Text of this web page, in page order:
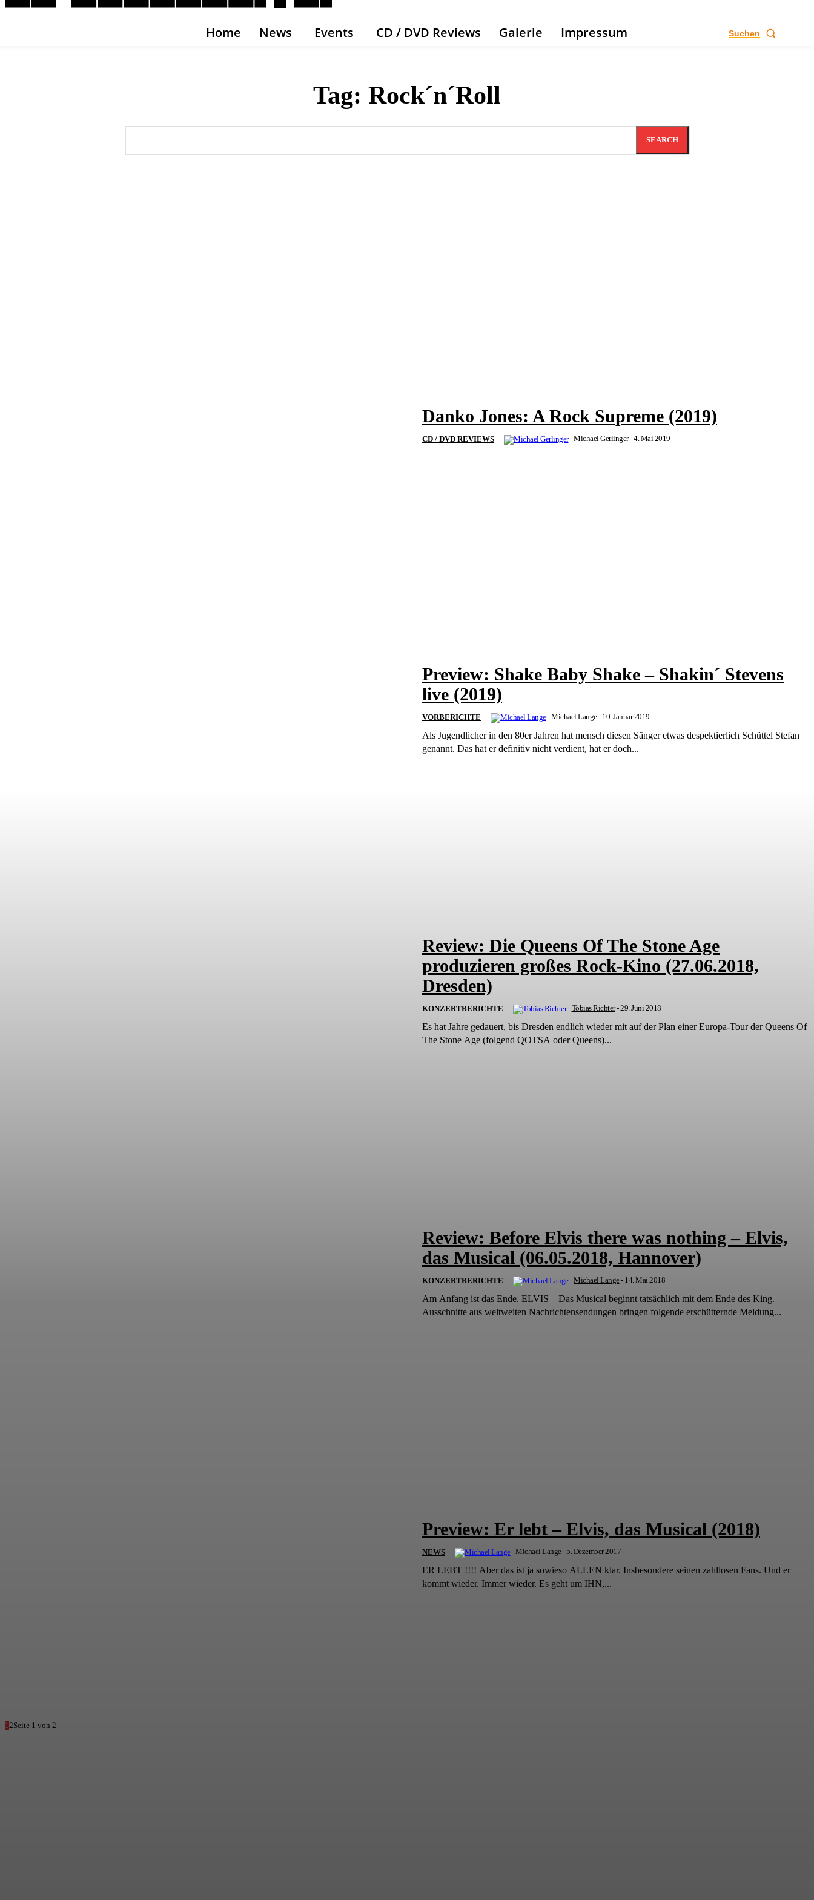
Home News Events CD / DVD Reviews Galerie Impressum Suchen
Tag: Rock´n´Roll
SEARCH
Danko Jones: A Rock Supreme (2019)
CD / DVD REVIEWS Michael Gerlinger-4. Mai 2019
Preview: Shake Baby Shake – Shakin´ Stevens
live (2019)
VORBERICHTE Michael Lange- 10. Januar 2019
Als Jugendlicher in den 80er Jahren hat mensch diesen Sänger etwas despektierlich Schüttel Stefan
genannt. Das hat er definitiv nicht verdient, hat er doch...
Review: Die Queens Of The Stone Age
produzieren großes Rock-Kino (27.06.2018,
Dresden)
KONZERTBERICHTE Tobias Richter-29. Juni 2018
Es hat Jahre gedauert, bis Dresden endlich wieder mit auf der Plan einer Europa-Tour der Queens Of
The Stone Age (folgend QOTSA oder Queens)...
Review: Before Elvis there was nothing – Elvis,
das Musical (06.05.2018, Hannover)
KONZERTBERICHTE Michael Lange- 14. Mai 2018
Am Anfang ist das Ende. ELVIS – Das Musical beginnt tatsächlich mit dem Ende des King.
Ausschnitte aus weltweiten Nachrichtensendungen bringen folgende erschütternde Meldung...
Preview: Er lebt – Elvis, das Musical (2018)
NEWS Michael Lange -5. Dezember 2017
ER LEBT !!!! Aber das ist ja sowieso ALLEN klar. Insbesondere seinen zahllosen Fans. Und er
kommt wieder. Immer wieder. Es geht um IHN,...
12Seite 1 von 2